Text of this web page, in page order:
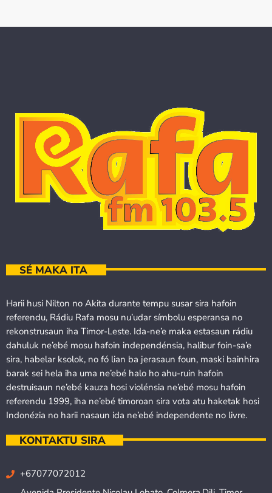
SÉ MAKA ITA
Harii husi Nilton no Akita durante tempu susar sira hafoin
referendu, Rádiu Rafa mosu nu’udar símbolu esperansa no
rekonstrusaun iha Timor-Leste. Ida-ne’e maka estasaun rádiu
dahuluk ne’ebé mosu hafoin independénsia, halibur foin-sa’e
sira, habelar ksolok, no fó lian ba jerasaun foun, maski bainhira
barak sei hela iha uma ne’ebé halo ho ahu-ruin hafoin
destruisaun ne’ebé kauza hosi violénsia ne’ebé mosu hafoin
referendu 1999, iha ne’ebé timoroan sira vota atu haketak hosi
Indonézia no harii nasaun ida ne’ebé independente no livre.
KONTAKTU SIRA
+67077072012